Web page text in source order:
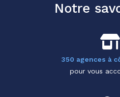
Notre
350 agences à
pour vous